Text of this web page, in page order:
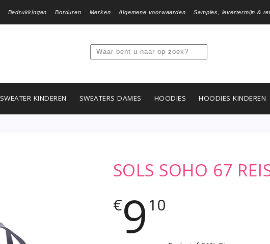
Bedrukkingen Borduren Merken Algemene voorwaarden Samples, levertermijn &
SWEATER KINDEREN SWEATERS DAMES HOODIES HOODIES KINDEREN
SOLS SOHO 67
€910